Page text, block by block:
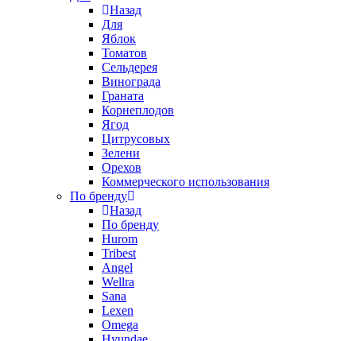
Назад
Для
Яблок
Томатов
Cельдерея
Винограда
Граната
Корнеплодов
Ягод
Цитрусовых
Зелени
Орехов
Коммерческого использования
По бренду
Назад
По бренду
Hurom
Tribest
Angel
Wellra
Sana
Lexen
Omega